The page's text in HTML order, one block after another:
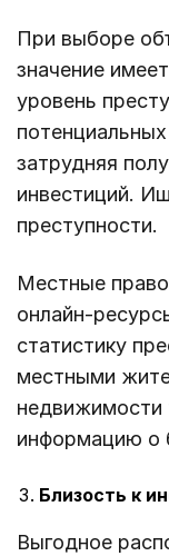
При выборе
значение
уровень
затрудняя
инвестиций.
преступности.
Местные
онлайн-
статистику
местными
недвижимости
информацию о
Близость к
Выгодное